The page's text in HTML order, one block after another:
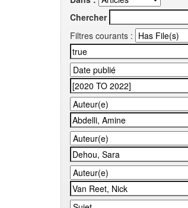
Chercher
Filtres courants :